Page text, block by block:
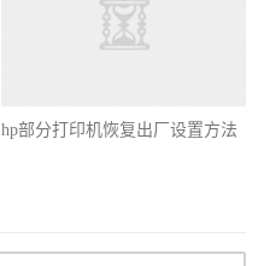
hp部分打印机恢复出厂设置方法